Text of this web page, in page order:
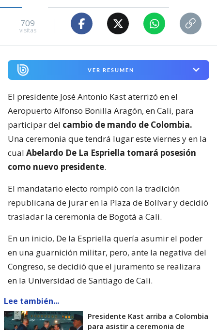
709
visitas
VER RESUMEN
El presidente José Antonio Kast aterrizó en el
Aeropuerto Alfonso Bonilla Aragón, en Cali, para
participar del cambio de mando de Colombia.
Una ceremonia que tendrá lugar este viernes y en la
cual Abelardo De La Espriella tomará posesión
como nuevo presidente.
El mandatario electo rompió con la tradición
republicana de jurar en la Plaza de Bolívar y decidió
trasladar la ceremonia de Bogotá a Cali.
En un inicio, De la Espriella quería asumir el poder
en una guarnición militar, pero, ante la negativa del
Congreso, se decidió que el juramento se realizara
en la Universidad de Santiago de Cali.
Lee también...
Presidente Kast arriba a Colombia
para asistir a ceremonia de